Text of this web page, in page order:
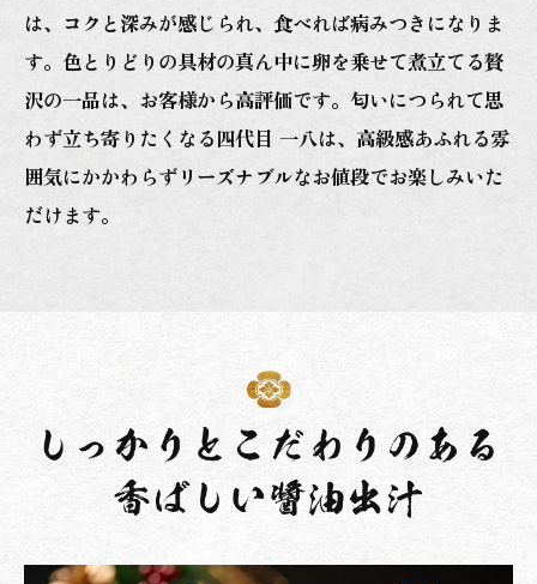
は、コクと深みが感じられ、食べれば病みつきになりま
す。色とりどりの具材の真ん中に卵を乗せて煮立てる贅
沢の一品は、お客様から高評価です。匂いにつられて思
わず立ち寄りたくなる四代目 一八は、高級感あふれる雰
囲気にかかわらずリーズナブルなお値段でお楽しみいた
だけます。